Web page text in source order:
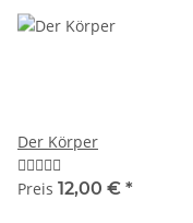
Der Körper
Preis 12,00 € *